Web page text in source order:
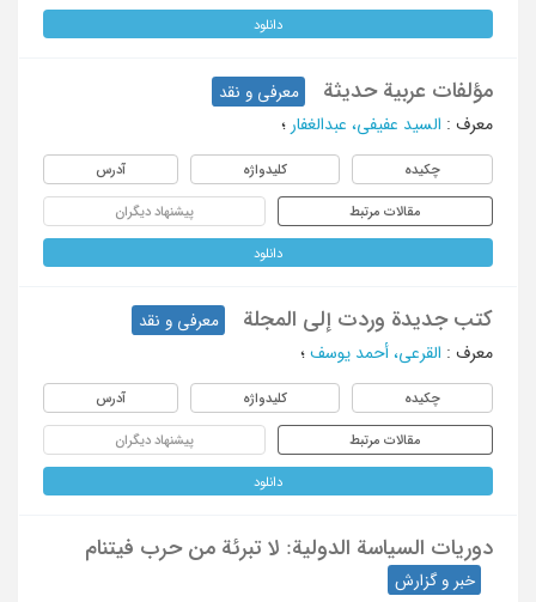
دانلود
مؤلفات عربیة حدیثة
معرفی و نقد
معرف : السید عفیفی، عبدالغفار ؛
چکیده کلیدواژه آدرس
مقالات مرتبط پیشنهاد دیگران
دانلود
کتب جدیدة وردت إلی المجلة
معرفی و نقد
معرف : القرعی، أحمد یوسف ؛
چکیده کلیدواژه آدرس
مقالات مرتبط پیشنهاد دیگران
دانلود
دوریات السیاسة الدولیة: لا تبرئة من حرب فیتنام
خبر و گزارش